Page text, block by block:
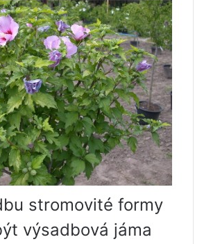
stromovité formy
výsadbová jáma